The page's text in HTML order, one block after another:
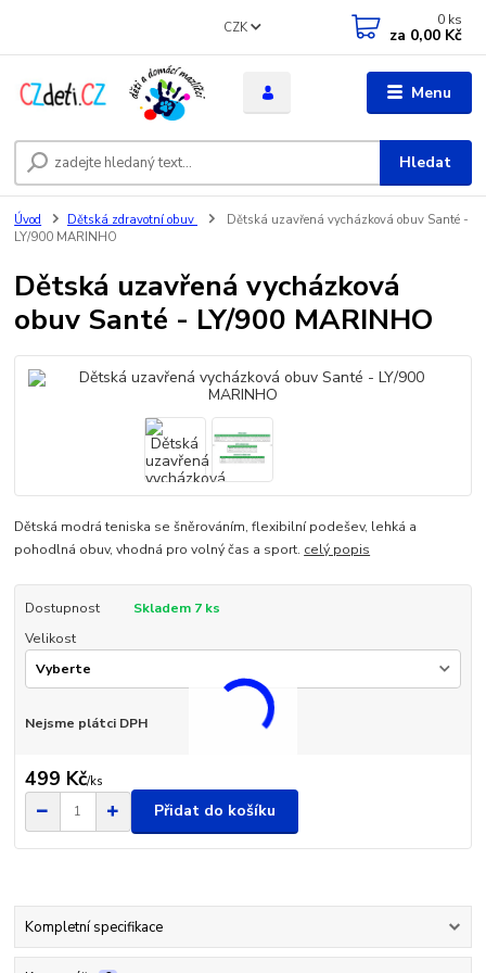
Menu
CZK
Hledat
0 ks
za 0,00 Kč
Úvod Dětská zdravotní obuv
Dětská uzavřená vycházková obuv Santé -
LY/900 MARINHO
Dětská uzavřená vycházková
obuv Santé - LY/900 MARINHO
Dětská modrá teniska se šněrováním, flexibilní podešev, lehká a
pohodlná obuv, vhodná pro volný čas a sport. celý popis
Dostupnost
Skladem 7 ks
Velikost
Nejsme plátci DPH
499 Kč/ks
Přidat do košíku
Kompletní specifikace